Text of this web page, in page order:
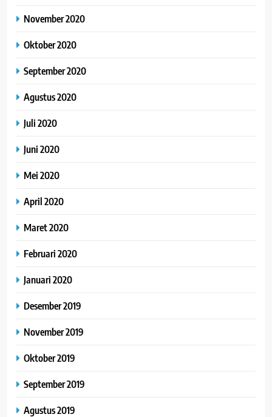
November 2020
Oktober 2020
September 2020
Agustus 2020
Juli 2020
Juni 2020
Mei 2020
April 2020
Maret 2020
Februari 2020
Januari 2020
Desember 2019
November 2019
Oktober 2019
September 2019
Agustus 2019